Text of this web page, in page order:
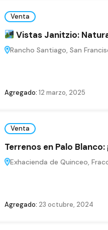
Venta
Vistas Janitzio:
Rancho Santiago, San
Agregado: 12 marzo, 2025
Venta
Terrenos en Palo
Exhacienda de Quinceo,
Agregado: 23 octubre, 2024